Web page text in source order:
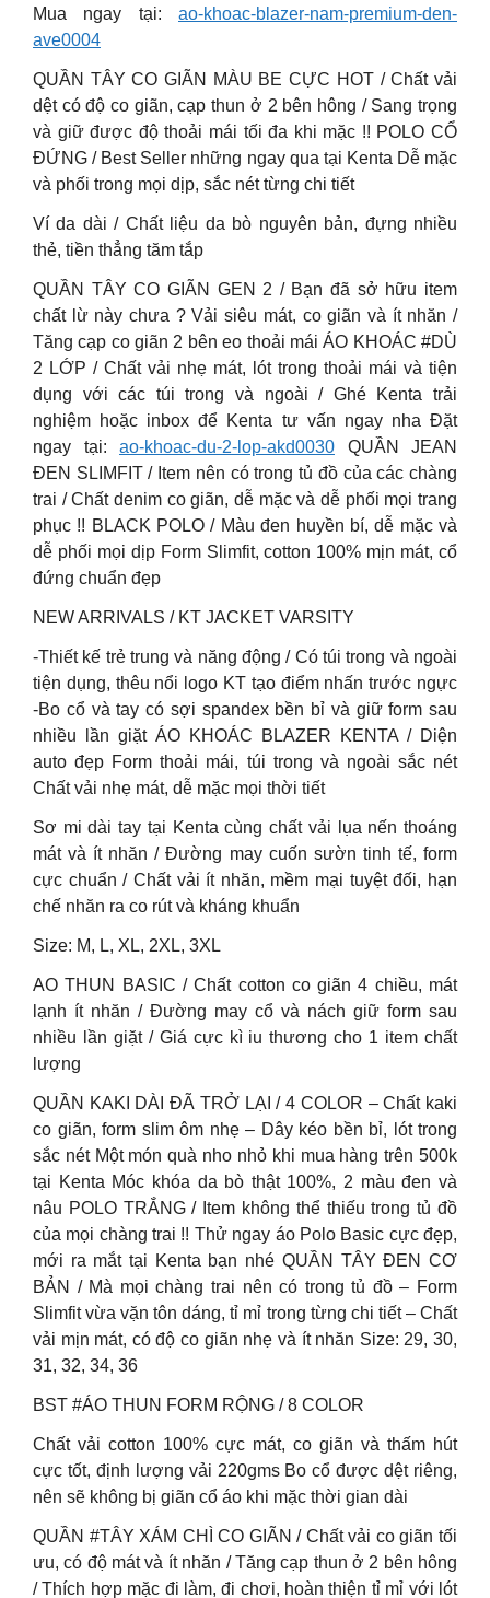
Mua ngay tại: ao-khoac-blazer-nam-premium-den-
ave0004
QUẦN TÂY CO GIÃN MÀU BE CỰC HOT / Chất vải
dệt có độ co giãn, cạp thun ở 2 bên hông / Sang trọng
và giữ được độ thoải mái tối đa khi mặc !! POLO CỔ
ĐỨNG / Best Seller những ngay qua tại Kenta Dễ mặc
và phối trong mọi dịp, sắc nét từng chi tiết
Ví da dài / Chất liệu da bò nguyên bản, đựng nhiều
thẻ, tiền thẳng tăm tắp
QUẦN TÂY CO GIÃN GEN 2 / Bạn đã sở hữu item
chất lừ này chưa ? Vải siêu mát, co giãn và ít nhăn /
Tăng cạp co giãn 2 bên eo thoải mái ÁO KHOÁC #DÙ
2 LỚP / Chất vải nhẹ mát, lót trong thoải mái và tiện
dụng với các túi trong và ngoài / Ghé Kenta trải
nghiệm hoặc inbox để Kenta tư vấn ngay nha Đặt
ngay tại: ao-khoac-du-2-lop-akd0030 QUẦN JEAN
ĐEN SLIMFIT / Item nên có trong tủ đồ của các chàng
trai / Chất denim co giãn, dễ mặc và dễ phối mọi trang
phục !! BLACK POLO / Màu đen huyền bí, dễ mặc và
dễ phối mọi dịp Form Slimfit, cotton 100% mịn mát, cổ
đứng chuẩn đẹp
NEW ARRIVALS / KT JACKET VARSITY
-Thiết kế trẻ trung và năng động / Có túi trong và ngoài
tiện dụng, thêu nổi logo KT tạo điểm nhấn trước ngực
-Bo cổ và tay có sợi spandex bền bỉ và giữ form sau
nhiều lần giặt ÁO KHOÁC BLAZER KENTA / Diện
auto đẹp Form thoải mái, túi trong và ngoài sắc nét
Chất vải nhẹ mát, dễ mặc mọi thời tiết
Sơ mi dài tay tại Kenta cùng chất vải lụa nến thoáng
mát và ít nhăn / Đường may cuốn sườn tinh tế, form
cực chuẩn / Chất vải ít nhăn, mềm mại tuyệt đối, hạn
chế nhăn ra co rút và kháng khuẩn
Size: M, L, XL, 2XL, 3XL
AO THUN BASIC / Chất cotton co giãn 4 chiều, mát
lạnh ít nhăn / Đường may cổ và nách giữ form sau
nhiều lần giặt / Giá cực kì iu thương cho 1 item chất
lượng
QUẦN KAKI DÀI ĐÃ TRỞ LẠI / 4 COLOR – Chất kaki
co giãn, form slim ôm nhẹ – Dây kéo bền bỉ, lót trong
sắc nét Một món quà nho nhỏ khi mua hàng trên 500k
tại Kenta Móc khóa da bò thật 100%, 2 màu đen và
nâu POLO TRẮNG / Item không thể thiếu trong tủ đồ
của mọi chàng trai !! Thử ngay áo Polo Basic cực đẹp,
mới ra mắt tại Kenta bạn nhé QUẦN TÂY ĐEN CƠ
BẢN / Mà mọi chàng trai nên có trong tủ đồ – Form
Slimfit vừa vặn tôn dáng, tỉ mỉ trong từng chi tiết – Chất
vải mịn mát, có độ co giãn nhẹ và ít nhăn Size: 29, 30,
31, 32, 34, 36
BST #ÁO THUN FORM RỘNG / 8 COLOR
Chất vải cotton 100% cực mát, co giãn và thấm hút
cực tốt, định lượng vải 220gms Bo cổ được dệt riêng,
nên sẽ không bị giãn cổ áo khi mặc thời gian dài
QUẦN #TÂY XÁM CHÌ CO GIÃN / Chất vải co giãn tối
ưu, có độ mát và ít nhăn / Tăng cạp thun ở 2 bên hông
/ Thích hợp mặc đi làm, đi chơi, hoàn thiện tỉ mỉ với lót